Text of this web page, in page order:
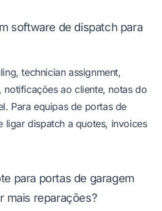
software de dispatch para
technician assignment,
notificações ao cliente, notas do
Para equipas de portas de
ligar dispatch a quotes, invoices
para portas de garagem
mais reparações?